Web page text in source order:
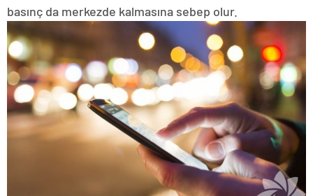
basınç da merkezde kalmasına sebep olur.